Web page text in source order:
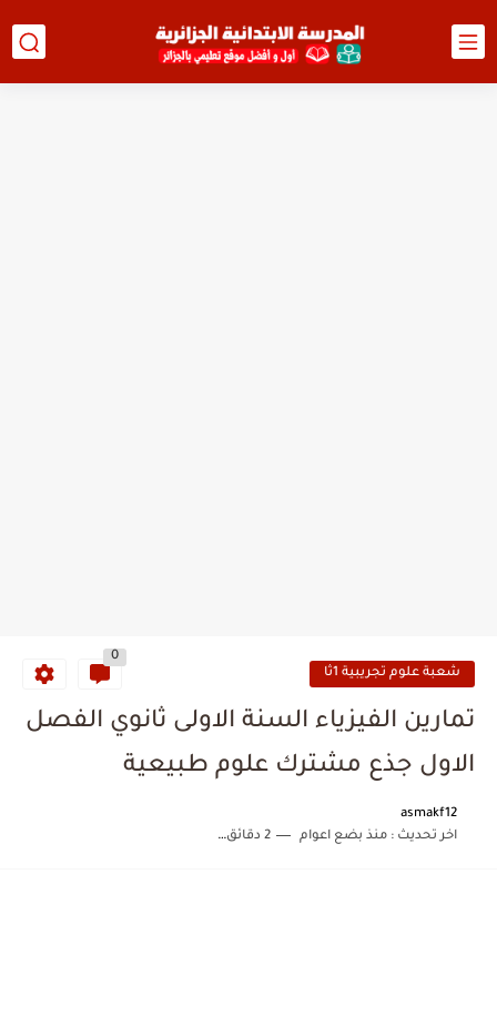
شعبة علوم تجريبية 1ثا
0
تمارين الفيزياء السنة الاولى ثانوي الفصل
الاول جذع مشترك علوم طبيعية
asmakf12
اخر تحديث :منذ بضع اعوام 2 دقائق للقراءة